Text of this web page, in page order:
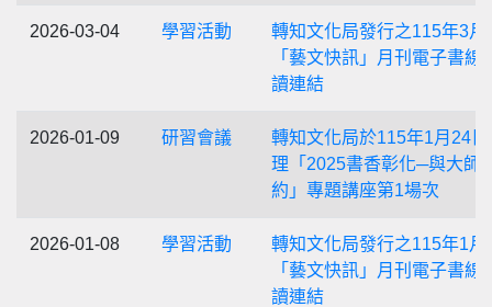
2026-03-04 學習活動
轉知文化局發行之115年3月
「藝文快訊」月刊電子書線
讀連結
2026-01-09 研習會議
轉知文化局於115年1月24日
理「2025書香彰化─與大師
約」專題講座第1場次
2026-01-08 學習活動
轉知文化局發行之115年1月
「藝文快訊」月刊電子書線
讀連結